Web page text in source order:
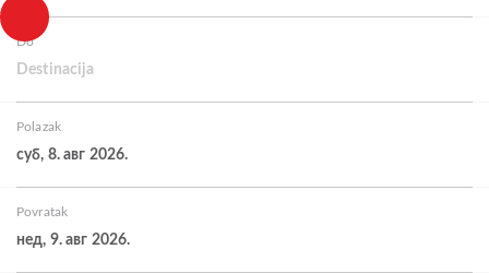
Do
Destinacija
Polazak
суб, 8. авг 2026.
Povratak
нед, 9. авг 2026.